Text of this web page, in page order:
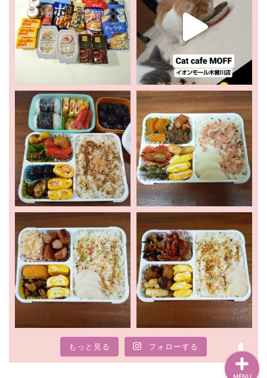
もっと見る フォローする
ホーム
新着情報
お出かけ
暮らし